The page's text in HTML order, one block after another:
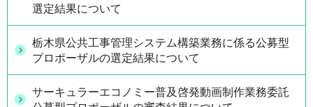
選定結果について
栃木県公共工事管理システム構築業務に係る公募型
プロポーザルの選定結果について
サーキュラーエコノミー普及啓発動画制作業務委託